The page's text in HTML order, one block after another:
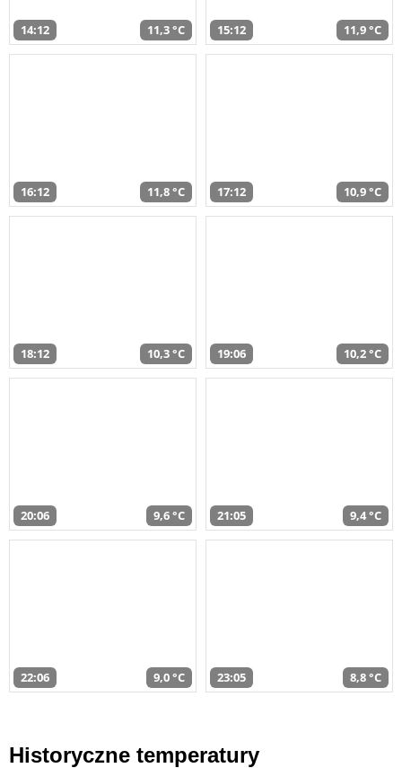
14:12 11,3 °C 15:12 11,9 °C
16:12 11,8 °C 17:12 10,9 °C
18:12 10,3 °C 19:06 10,2 °C
20:06 9,6 °C 21:05 9,4 °C
22:06 9,0 °C 23:05 8,8 °C
Historyczne temperatury